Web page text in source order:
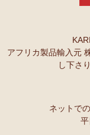
アフリカ製品輸入元
し下さ
ネットで